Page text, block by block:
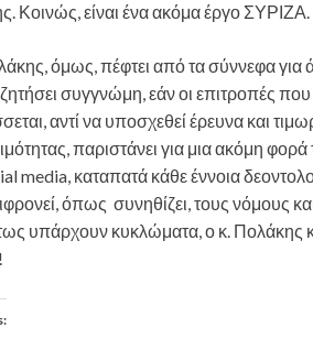
Κοινώς, είναι ένα ακόμα έργο ΣΥΡΙΖΑ.
όμως, πέφτει από τα σύννεφα για
συγγνώμη, εάν οι επιτροπές
αντί να υποσχεθεί έρευνα και
παριστάνει για μια ακόμη
media, καταπατά κάθε έννοια
όπως συνηθίζει, τους νόμους
υπάρχουν κυκλώματα, ο κ. Πολάκης